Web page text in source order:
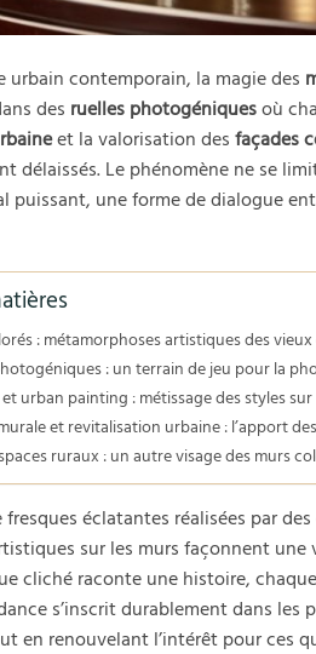
urbain contemporain, la magie des
des ruelles photogéniquesoù
et la valorisation des façades
délaissés. Le phénomène ne se
puissant, une forme de dialogue
: métamorphoses artistiques des
: un terrain de jeu pour la
urban painting : métissage des styles
et revitalisation urbaine : l’apport
ruraux : un autre visage des murs
fresques éclatantes réalisées par
sur les murs façonnent une
cliché raconte une histoire,
s’inscrit durablement dans les
en renouvelant l’intérêt pour ces